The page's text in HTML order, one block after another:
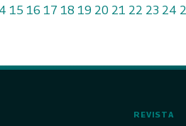
15 16 17 18 19 20 21 22 23 24
REVISTA